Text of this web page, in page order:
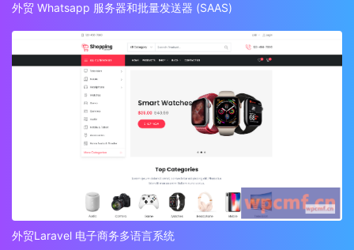
外贸 Whatsapp 服务器和批量发送器 (SAAS)
外贸Laravel 电子商务多语言系统